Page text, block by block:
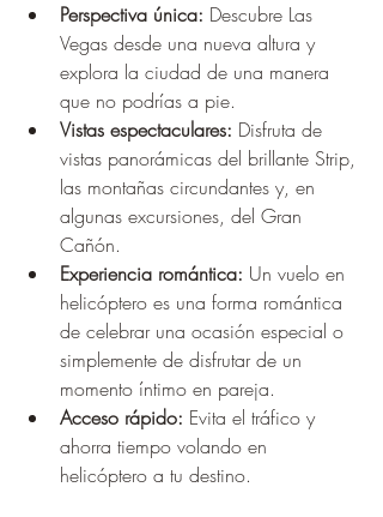
Perspectiva única: Descubre Las
Vegas desde una nueva altura y
explora la ciudad de una manera
que no podrías a pie.
Vistas espectaculares: Disfruta de
vistas panorámicas del brillante Strip,
las montañas circundantes y, en
algunas excursiones, del Gran
Cañón.
Experiencia romántica: Un vuelo en
helicóptero es una forma romántica
de celebrar una ocasión especial o
simplemente de disfrutar de un
momento íntimo en pareja.
Acceso rápido: Evita el tráfico y
ahorra tiempo volando en
helicóptero a tu destino.